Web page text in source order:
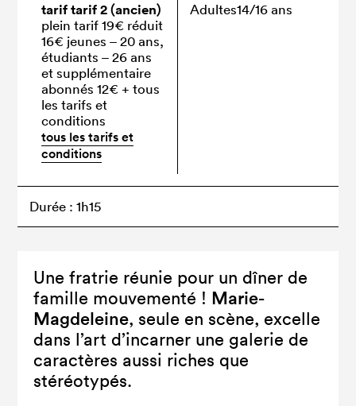
Une fratrie réunie pour un dîner de
famille mouvementé ! Marie-
Magdeleine, seule en scène, excelle
dans l’art d’incarner une galerie de
caractères aussi riches que
stéréotypés.
tarif tarif 2 (ancien)
plein tarif 19€ réduit
16€ jeunes – 20 ans,
étudiants – 26 ans
et supplémentaire
abonnés 12€ + tous
les tarifs et
conditions
tous les tarifs et
conditions
Adultes14/16 ans
Durée : 1h15